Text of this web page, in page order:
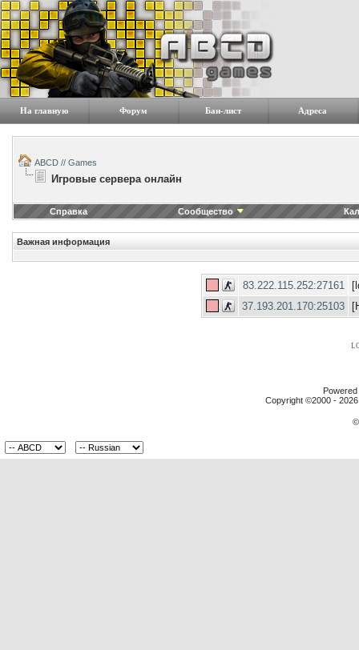
На главную Форум Бан-лист Адреса
ABCD // Games
Игровые сервера онлайн
Справка Сообщество
Важная информация
83.222.115.252:27161
37.193.201.170:25103
Copyright ©2000 -
©